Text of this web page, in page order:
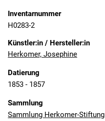
Inventarnummer
H0283-2
Künstler:in / Hersteller:in
Herkomer, Josephine
Datierung
1853 - 1857
Sammlung
Sammlung Herkomer-Stiftung